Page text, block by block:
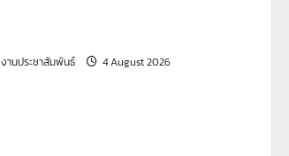
งานประชาสัมพันธ์ 4 August 2026